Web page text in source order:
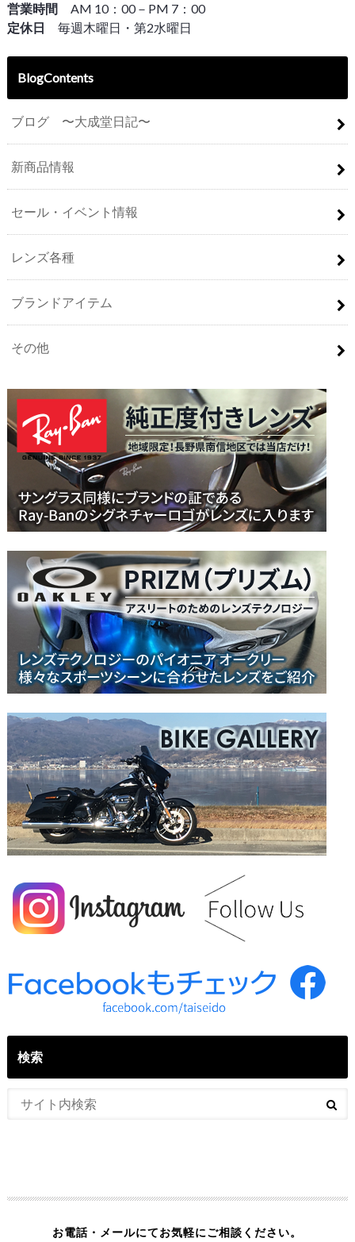
営業時間 AM 10：00－PM 7：00
定休日
毎週木曜日・第2水曜日
BlogContents
ブログ 〜大成堂日記〜
新商品情報
セール・イベント情報
レンズ各種
ブランドアイテム
その他
検索
お電話・メールにてお気軽にご相談ください。